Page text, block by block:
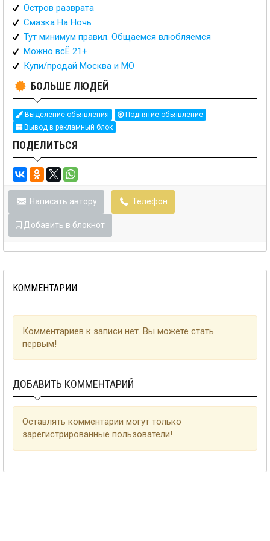
Остров разврата
Смазка На Ночь
Тут минимум правил. Общаемся влюбляемся
Можно всË 21+
Купи/продай Москва и МО
БОЛЬШЕ ЛЮДЕЙ
Выделение объявления
Поднятие объявление
Вывод в рекламный блок
ПОДЕЛИТЬСЯ
Написать автору Телефон
Добавить в блокнот
КОММЕНТАРИИ
Комментариев к записи нет. Вы можете стать
первым!
ДОБАВИТЬ КОММЕНТАРИЙ
Оставлять комментарии могут только
зарегистрированные пользователи!